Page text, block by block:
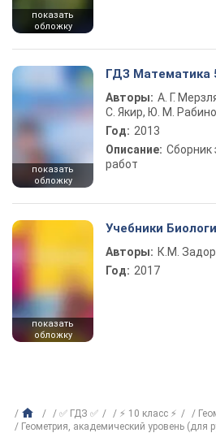
показать
обложку
показать
обложку
ГДЗ Математика
Авторы: А. Г.
С. Якир, Ю. М.
Год: 2013
Описание: Сборник
работ
показать
обложку
Учебники
Авторы: К.М.
Год: 2017
✅ ГДЗ ✅ ⚡ 10 класс ⚡
Геометрия, академический уровень (для